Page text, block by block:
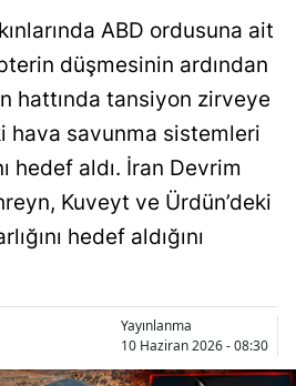
ABD ordusuna ait
düşmesinin ardından
hattında tansiyon zirveye
hava savunma sistemleri
hedef aldı. İran Devrim
Kuveyt ve Ürdün’deki
hedef aldığını
Yayınlanma
10 Haziran 2026 - 08:30